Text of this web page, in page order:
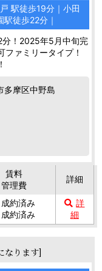
駅徒歩19分｜小田
徒歩22分｜
分！2025年5月中旬完
ファミリータイプ！
多摩区中野島
賃料
管理費
詳細
成約済み
成約済み
詳
細
なります]